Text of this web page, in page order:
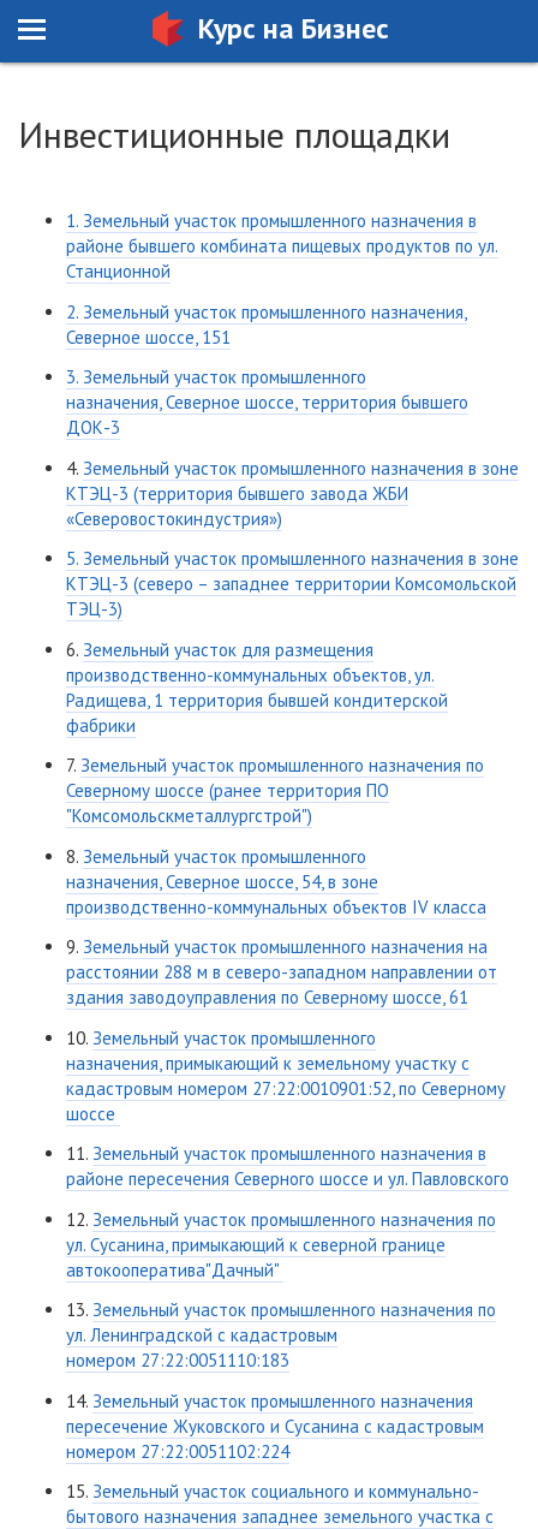
Курс на Бизнес
Инвестиционные площадки
1. Земельный участок промышленного назначения в
районе бывшего комбината пищевых продуктов по ул.
Станционной
2. Земельный участок промышленного назначения,
Северное шоссе, 151
3. Земельный участок промышленного
назначения, Северное шоссе, территория бывшего
ДОК-3
4. Земельный участок промышленного назначения в зоне
КТЭЦ-3 (территория бывшего завода ЖБИ
«Северовостокиндустрия»)
5. Земельный участок промышленного назначения в зоне
КТЭЦ-3 (северо – западнее территории Комсомольской
ТЭЦ-3)
6. Земельный участок для размещения
производственно-коммунальных объектов, ул.
Радищева, 1 территория бывшей кондитерской
фабрики
7. Земельный участок промышленного назначения по
Северному шоссе (ранее территория ПО
"Комсомольскметаллургстрой")
8. Земельный участок промышленного
назначения, Северное шоссе, 54, в зоне
производственно-коммунальных объектов IV класса
9. Земельный участок промышленного назначения на
расстоянии 288 м в северо-западном направлении от
здания заводоуправления по Северному шоссе, 61
10. Земельный участок промышленного
назначения, примыкающий к земельному участку с
кадастровым номером 27:22:0010901:52, по Северному
шоссе
11. Земельный участок промышленного назначения в
районе пересечения Северного шоссе и ул. Павловского
12. Земельный участок промышленного назначения по
ул. Сусанина, примыкающий к северной границе
автокооператива"Дачный"
13. Земельный участок промышленного назначения по
ул. Ленинградской с кадастровым
номером 27:22:0051110:183
14. Земельный участок промышленного назначения
пересечение Жуковского и Сусанина с кадастровым
номером 27:22:0051102:224
15. Земельный участок социального и коммунально-
бытового назначения западнее земельного участка с